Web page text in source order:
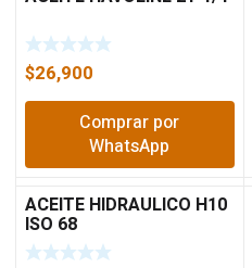
$26,900
Comprar por
WhatsApp
ACEITE HIDRAULICO H10
ISO 68